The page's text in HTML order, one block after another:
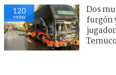
120
visitas
Dos
furgón
Temuco